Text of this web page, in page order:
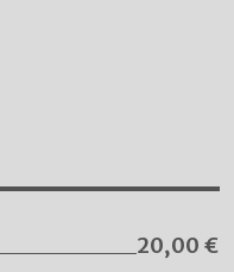
20,00 €